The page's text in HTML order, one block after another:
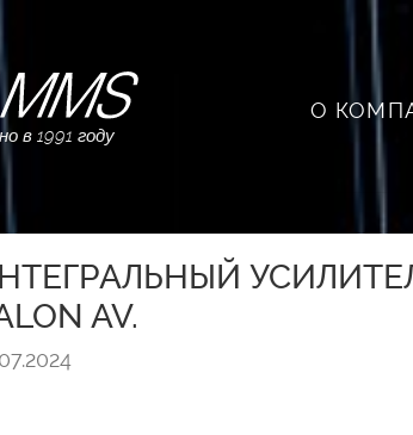
в 1991 году
О
AV.